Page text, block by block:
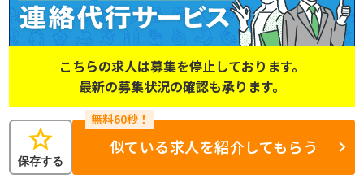
こちらの求人は募集を停止しております。
最新の募集状況の確認も承ります。
star
保存する
似ている求人を紹介してもらう